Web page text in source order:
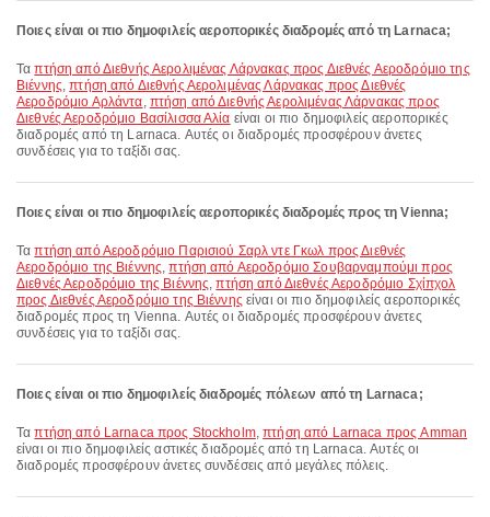
Ποιες είναι οι πιο δημοφιλείς αεροπορικές διαδρομές από τη Larnaca;
Ταπτήση από Διεθνής Αερολιμένας Λάρνακας προς Διεθνές Αεροδρόμιο της
Βιέννης,πτήση από Διεθνής Αερολιμένας Λάρνακας προς Διεθνές
Αεροδρόμιο Αρλάντα, πτήση από Διεθνής Αερολιμένας Λάρνακας προς
Διεθνές Αεροδρόμιο Βασίλισσα Αλία είναι οι πιο δημοφιλείς αεροπορικές
διαδρομές από τη Larnaca. Αυτές οι διαδρομές προσφέρουν άνετες
συνδέσεις για το ταξίδι σας.
Ποιες είναι οι πιο δημοφιλείς αεροπορικές διαδρομές προς τη Vienna;
Ταπτήση από Αεροδρόμιο Παρισιού Σαρλ ντε Γκωλ προς Διεθνές
Αεροδρόμιο της Βιέννης,πτήση από Αεροδρόμιο Σουβαρναμπούμι προς
Διεθνές Αεροδρόμιο της Βιέννης,πτήση από Διεθνές Αεροδρόμιο Σχίπχολ
προς Διεθνές Αεροδρόμιο της Βιέννης είναι οι πιο δημοφιλείς αεροπορικές
διαδρομές προς τη Vienna. Αυτές οι διαδρομές προσφέρουν άνετες
συνδέσεις για το ταξίδι σας.
Ποιες είναι οι πιο δημοφιλείς διαδρομές πόλεων από τη Larnaca;
Ταπτήση από Larnaca προς Stockholm,πτήση από Larnaca προς Amman
είναι οι πιο δημοφιλείς αστικές διαδρομές από τη Larnaca. Αυτές οι
διαδρομές προσφέρουν άνετες συνδέσεις από μεγάλες πόλεις.